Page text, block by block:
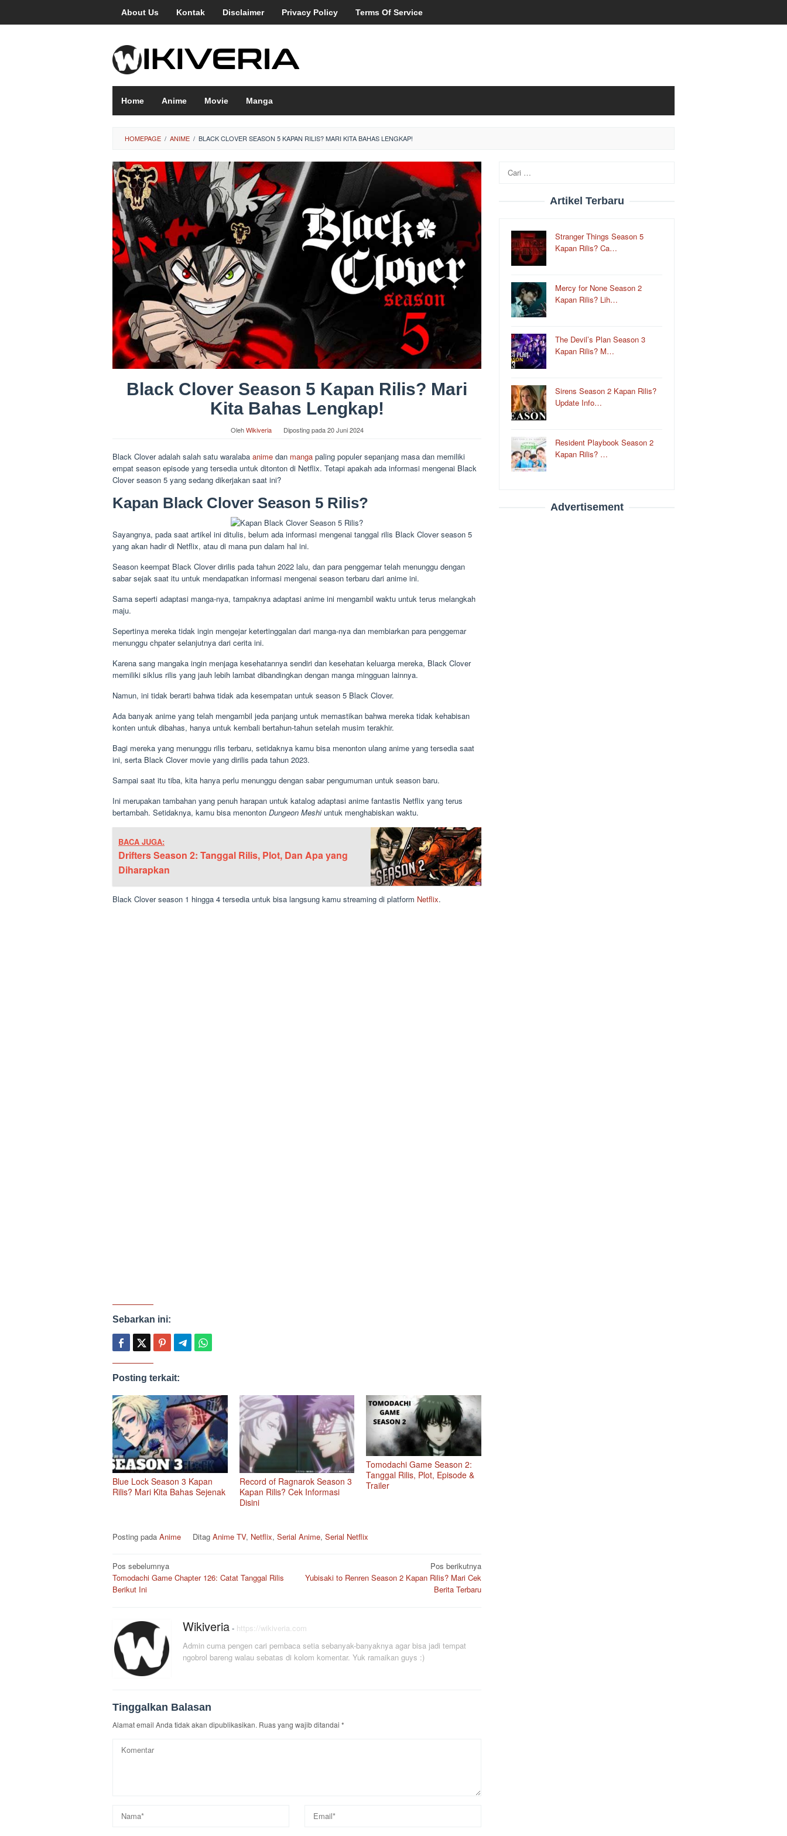
konten
About Us Kontak Disclaimer Privacy Policy Terms Of Service
Home Anime Movie Manga
HOMEPAGE / ANIME / BLACK CLOVER SEASON 5 KAPAN RILIS? MARI KITA BAHAS LENGKAP!
Black Clover Season 5 Kapan Rilis? Mari
Kita Bahas Lengkap!
OlehWikiveria Diposting pada20 Juni 2024
Black Clover adalah salah satu waralaba anime dan manga paling populer sepanjang masa dan memiliki
empat season episode yang tersedia untuk ditonton di Netflix. Tetapi apakah ada informasi mengenai Black
Clover season 5 yang sedang dikerjakan saat ini?
Kapan Black Clover Season 5 Rilis?
Sayangnya, pada saat artikel ini ditulis, belum ada informasi mengenai tanggal rilis Black Clover season 5
yang akan hadir di Netflix, atau di mana pun dalam hal ini.
Season keempat Black Clover dirilis pada tahun 2022 lalu, dan para penggemar telah menunggu dengan
sabar sejak saat itu untuk mendapatkan informasi mengenai season terbaru dari anime ini.
Sama seperti adaptasi manga-nya, tampaknya adaptasi anime ini mengambil waktu untuk terus melangkah
maju.
Sepertinya mereka tidak ingin mengejar ketertinggalan dari manga-nya dan membiarkan para penggemar
menunggu chpater selanjutnya dari cerita ini.
Karena sang mangaka ingin menjaga kesehatannya sendiri dan kesehatan keluarga mereka, Black Clover
memiliki siklus rilis yang jauh lebih lambat dibandingkan dengan manga mingguan lainnya.
Namun, ini tidak berarti bahwa tidak ada kesempatan untuk season 5 Black Clover.
Ada banyak anime yang telah mengambil jeda panjang untuk memastikan bahwa mereka tidak kehabisan
konten untuk dibahas, hanya untuk kembali bertahun-tahun setelah musim terakhir.
Bagi mereka yang menunggu rilis terbaru, setidaknya kamu bisa menonton ulang anime yang tersedia saat
ini, serta Black Clover movie yang dirilis pada tahun 2023.
Sampai saat itu tiba, kita hanya perlu menunggu dengan sabar pengumuman untuk season baru.
Ini merupakan tambahan yang penuh harapan untuk katalog adaptasi anime fantastis Netflix yang terus
bertambah. Setidaknya, kamu bisa menonton Dungeon Meshiuntuk menghabiskan waktu.
BACA JUGA:
Drifters Season 2: Tanggal Rilis, Plot, Dan Apa yang
Diharapkan
Black Clover season 1 hingga 4 tersedia untuk bisa langsung kamu streaming di platform Netflix.
Sebarkan ini:
Posting terkait:
Blue Lock Season 3 Kapan
Rilis? Mari Kita Bahas Sejenak
Record of Ragnarok Season 3
Kapan Rilis? Cek Informasi
Disini
Tomodachi Game Season 2:
Tanggal Rilis, Plot, Episode &
Trailer
Posting pada Anime Ditag Anime TV, Netflix, Serial Anime, Serial Netflix
Navigasi
pos
Pos sebelumnya
Tomodachi Game Chapter 126: Catat Tanggal Rilis
Berikut Ini
Pos berikutnya
Yubisaki to Renren Season 2 Kapan Rilis? Mari Cek
Berita Terbaru
Wikiveria - https://wikiveria.com
Admin cuma pengen cari pembaca setia sebanyak-banyaknya agar bisa jadi tempat
ngobrol bareng walau sebatas di kolom komentar. Yuk ramaikan guys :)
Tinggalkan Balasan
Alamat email Anda tidak akan dipublikasikan. Ruas yang wajib ditandai *
untuk:
Artikel Terbaru
Stranger Things Season 5
Kapan Rilis? Ca…
Mercy for None Season 2
Kapan Rilis? Lih…
The Devil’s Plan Season 3
Kapan Rilis? M…
Sirens Season 2 Kapan Rilis?
Update Info…
Resident Playbook Season 2
Kapan Rilis? …
Advertisement